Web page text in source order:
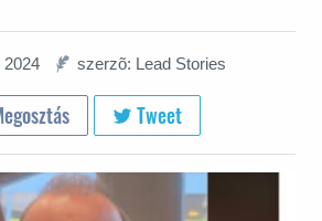
2024 szerzõ: Lead Stories
Tweet